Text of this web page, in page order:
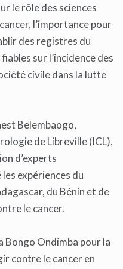
le rôle des sciences
l’importance pour
des registres du
sur l’incidence des
civile dans la lutte
Belembaogo,
de Libreville (ICL),
d’experts
expériences du
du Bénin et de
le cancer.
Bongo Ondimba pour la
contre le cancer en